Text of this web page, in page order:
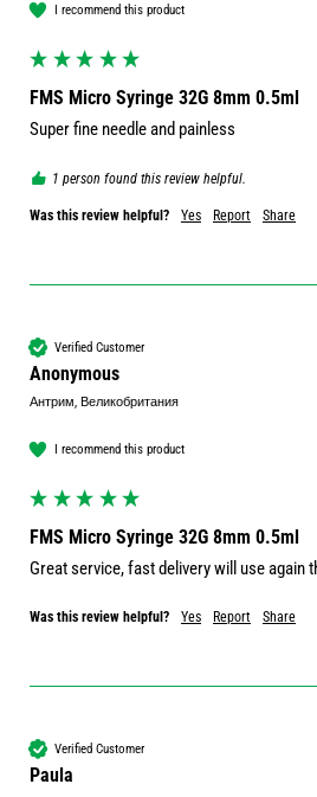
I recommend this product
FMS Micro Syringe 32G 8mm 0.5ml
Super fine needle and painless
1 person found this review helpful.
Was this review helpful? Yes Report Share
Verified Customer
Anonymous
Антрим, Великобритания
I recommend this product
FMS Micro Syringe 32G 8mm 0.5ml
Great service, fast delivery will use again
Was this review helpful? Yes Report Share
Verified Customer
Paula